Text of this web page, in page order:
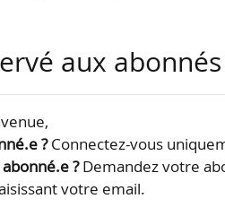
l’ancien système
fixée comme suit :
aux abonnés
?Connectez-vous
?Demandez votre
votre email.